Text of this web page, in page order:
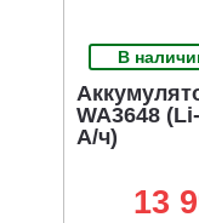
В
WA3648
А/ч)
13